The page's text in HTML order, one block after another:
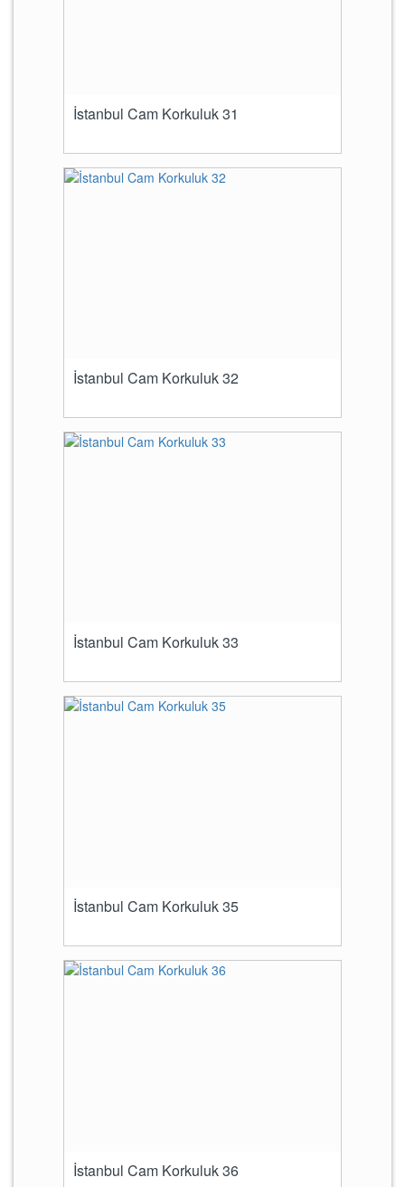
İstanbul Cam Korkuluk 31
İstanbul Cam Korkuluk 32
İstanbul Cam Korkuluk 33
İstanbul Cam Korkuluk 35
İstanbul Cam Korkuluk 36